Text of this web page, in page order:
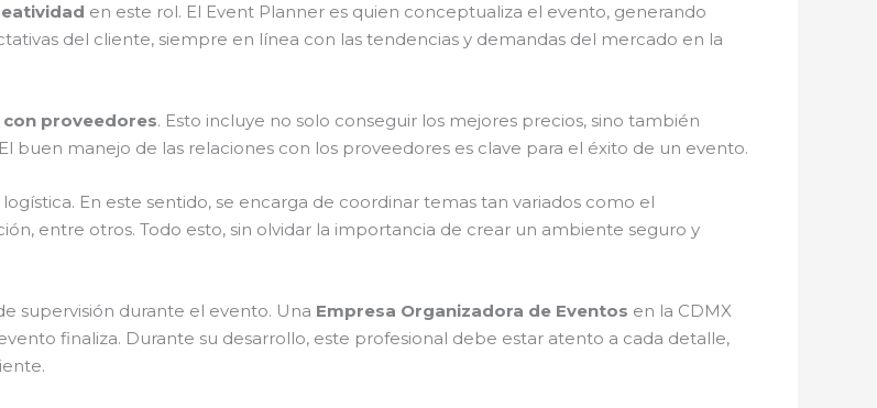
en este rol. El Event Planner es quien conceptualiza el evento, generando
del cliente, siempre en línea con las tendencias y demandas del mercado en la
proveedores. Esto incluye no solo conseguir los mejores precios, sino también
buen manejo de las relaciones con los proveedores es clave para el éxito de un evento.
En este sentido, se encarga de coordinar temas tan variados como el
entre otros. Todo esto, sin olvidar la importancia de crear un ambiente seguro y
supervisión durante el evento. Una Empresa Organizadora de Eventos en la CDMX
finaliza. Durante su desarrollo, este profesional debe estar atento a cada detalle,